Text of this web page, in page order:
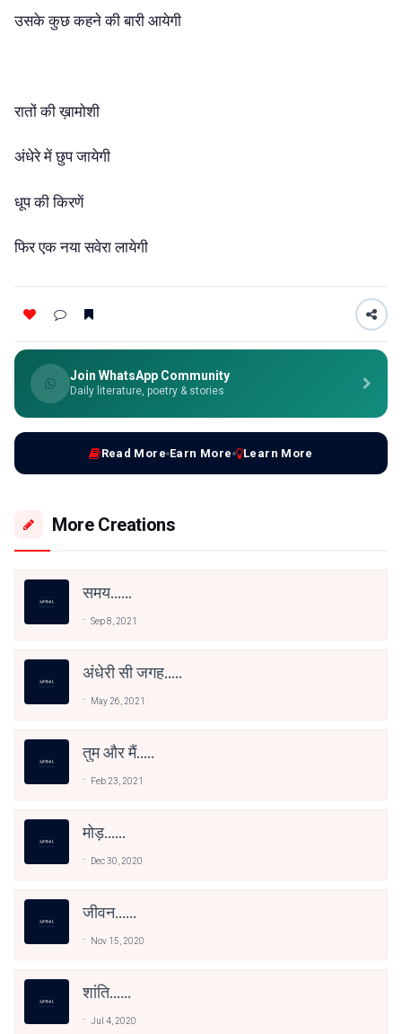
उसके कुछ कहने की बारी आयेगी
रातों की ख़ामोशी
अंधेरे में छुप जायेगी
धूप की किरणें
फिर एक नया सवेरा लायेगी
Join WhatsApp Community
Daily literature, poetry & stories
Read More Earn More Learn More
More Creations
समय......
Sep 8, 2021
अंधेरी सी जगह.....
May 26, 2021
तुम और मैं.....
Feb 23, 2021
मोड़......
Dec 30, 2020
जीवन......
Nov 15, 2020
शांति......
Jul 4, 2020